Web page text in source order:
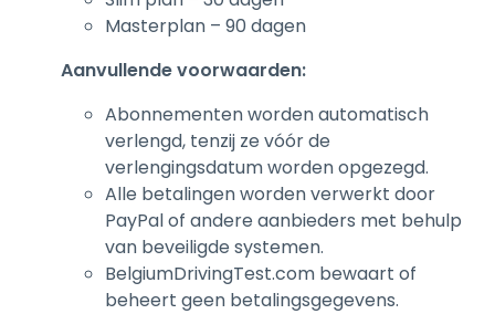
Masterplan – 90 dagen
Aanvullende voorwaarden:
Abonnementen worden automatisch
verlengd, tenzij ze vóór de
verlengingsdatum worden opgezegd.
Alle betalingen worden verwerkt door
PayPal of andere aanbieders met behulp
van beveiligde systemen.
BelgiumDrivingTest.com bewaart of
beheert geen betalingsgegevens.